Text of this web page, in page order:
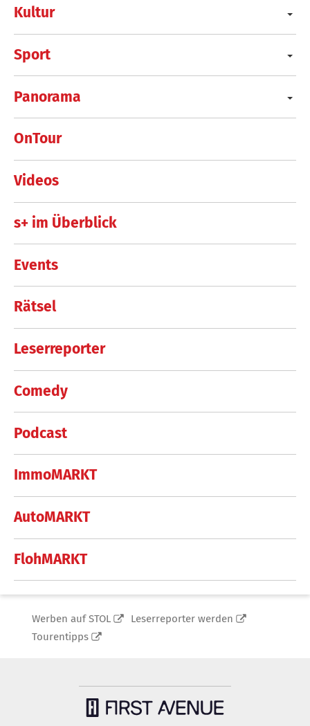
Kultur
Sport
Panorama
OnTour
Videos
s+ im Überblick
Events
Rätsel
Leserreporter
Comedy
Podcast
ImmoMARKT
AutoMARKT
FlohMARKT
Werben auf STOL
Leserreporter werden
Tourentipps